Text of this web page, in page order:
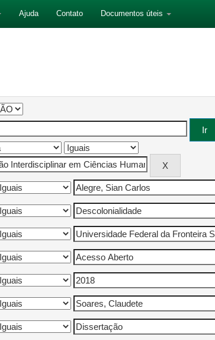
Ajuda Contato Documentos úteis